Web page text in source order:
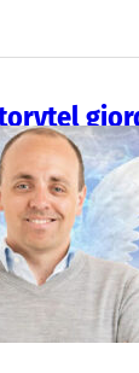
Riskkapital
Filip Larsson
tidig
av sig
investeringar
är en